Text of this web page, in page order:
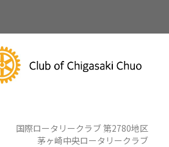
国際ロータリークラブ 第2780地区
茅ヶ崎中央ロータリークラブ